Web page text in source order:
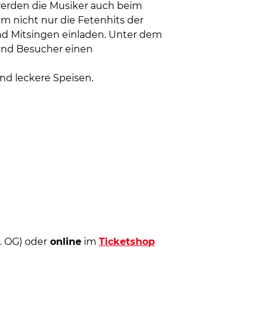
die Musiker auch beim
nicht nur die Fetenhits der
Mitsingen einladen. Unter dem
Besucher einen
leckere Speisen.
OG) oder online im Ticketshop